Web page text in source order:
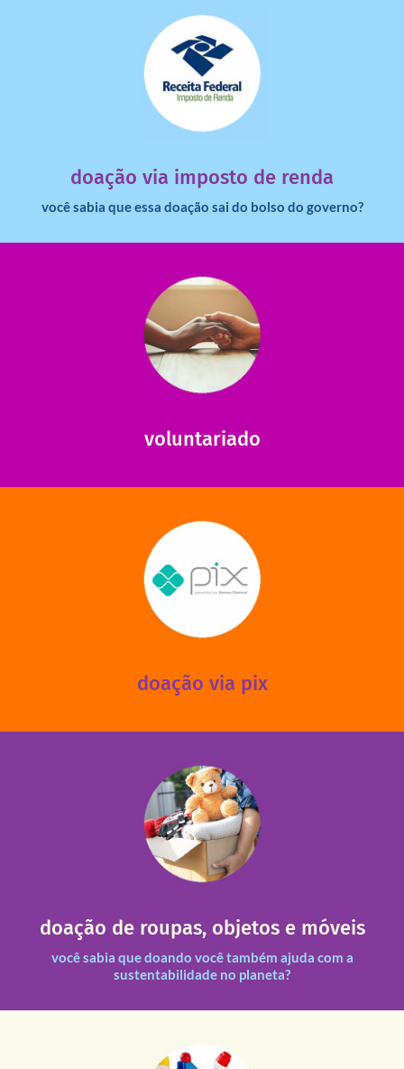
doação via imposto de renda
você sabia que essa doação sai do bolso do governo?
dinheiro deixa de ir para o governo?
saiba mais
voluntariado
ajudar com certos assuntos. Entre em contato conosco e
saiba como nos ajudar.
saiba mais
doação via pix
via PIX? Elas também são muito importantes para
mantermos nossas unidades em funcionamento!
saiba mais
doação de roupas, objetos e móveis
você sabia que doando você também ajuda com a
sustentabilidade no planeta?
entre nossas unidades assim como outras instituições
Você pode doar esses itens na Rua Belmonte, 547 – Vila
Leopoldina – De segunda a sexta, das 8h30 às 11h30 e
das 13h30 às 17h30 (sextas até às 16h30).
fale conosco